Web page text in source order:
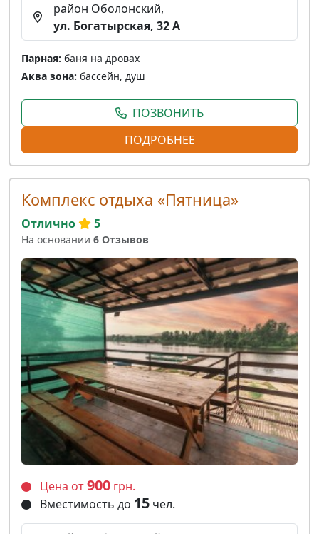
район Оболонский,
ул. Богатырская, 32 A
Парная: баня на дровах
Аква зона: бассейн, душ
ПОЗВОНИТЬ
ПОДРОБНЕЕ
Комплекс отдыха «Пятница»
Отлично 5
На основании 6 Отзывов
Цена от900 грн.
Вместимость до 15 чел.